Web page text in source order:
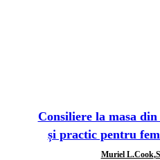
la
0
5
Consiliere la masa
și practic pentru
Muriel L.Cook,